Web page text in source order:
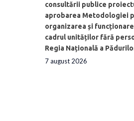
consultării publice
aprobarea Metodologiei
organizarea și
cadrul unităților fără
Regia Națională a
7 august 2026